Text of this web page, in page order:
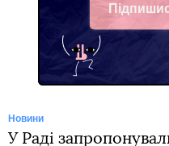
Telegram
Новини
У Раді